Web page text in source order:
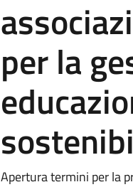
per la
Apertura termini per la